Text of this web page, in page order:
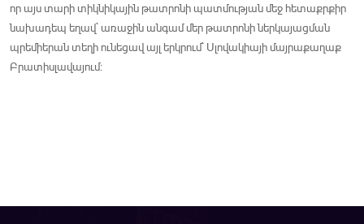
որ այս տարի տիկնիկային թատրոնի պատմության մեջ հետաքրքիր
նախադեպ եղավ` առաջին անգամ մեր թատրոնի ներկայացման
պրեմիերան տեղի ունեցավ այլ երկրում` Սլովակիայի մայրաքաղաք
Բրատիսլավայում: